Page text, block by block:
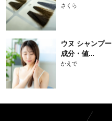
さくら
ウヌ シャンプ
成分・値...
かえで